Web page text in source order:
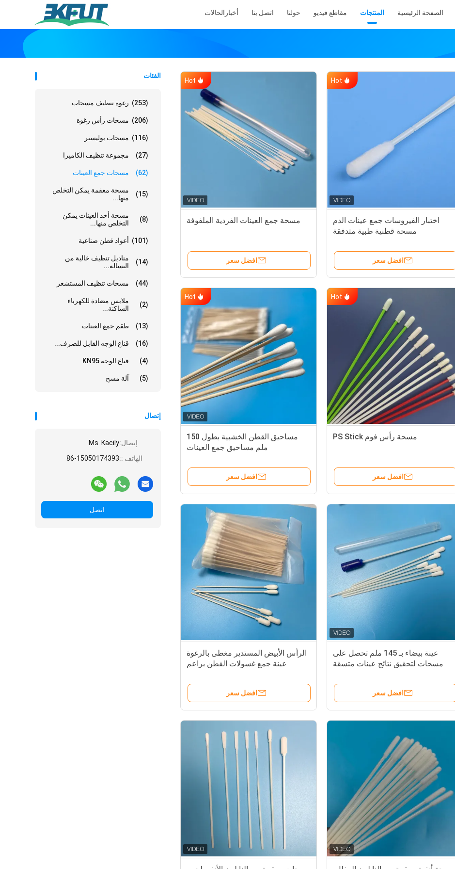
الصفحة الرئيسية المنتجات مقاطع فيديو حولنا اتصل بنا أخبار الحالات
الفئات
رغوة تنظيف مسحات (253)
مسحات رأس رغوة (206)
مسحات بوليستر (116)
مجموعة تنظيف الكاميرا (27)
مسحات جمع العينات (62)
مسحة معقمة يمكن التخلص
منها...
(15)
مسحة أخذ العينات يمكن
التخلص منها...
(8)
أعواد قطن صناعية (101)
مناديل تنظيف خالية من
النسالة...
(14)
مسحات تنظيف المستشعر (44)
ملابس مضادة للكهرباء
الساكنة...
(2)
طقم جمع العينات (13)
قناع الوجه القابل للصرف... (16)
قناع الوجه KN95 (4)
آلة مسح (5)
إتصال
إتصال:Ms. Kacily
الهاتف ::86-15050174393
اتصل
Hot
مسحة جمع العينات الفردية الملفوفة
افضل سعر
Hot
اختبار الفيروسات جمع عينات الدم
مسحة قطنية طبية متدفقة
افضل سعر
Hot
مساحيق القطن الخشبية بطول 150
ملم مساحيق جمع العينات
افضل سعر
Hot
مسحة رأس فوم PS Stick
افضل سعر
الرأس الأبيض المستدير مغطى بالرغوة
عينة جمع غسولات القطن براعم
افضل سعر
عينة بيضاء بـ 145 ملم تحصل على
مسحات لتحقيق نتائج عينات متسقة
افضل سعر